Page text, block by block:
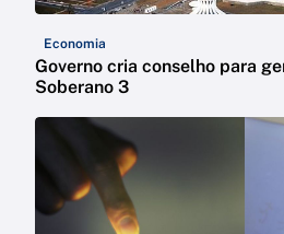
Economia
Governo cria conselho para
Soberano 3